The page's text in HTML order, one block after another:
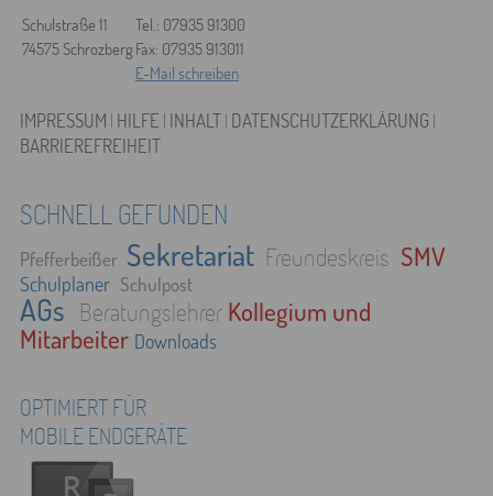
Schulstraße 11
Tel.: 07935 91300
74575 SchrozbergFax: 07935 913011
E-Mail schreiben
IMPRESSUM | HILFE | INHALT| DATENSCHUTZERKLÄRUNG |
BARRIEREFREIHEIT
SCHNELL GEFUNDEN
Pfefferbeißer Sekretariat Freundeskreis SMV
Schulplaner Schulpost
AGs Beratungslehrer Kollegium und
Mitarbeiter Downloads
OPTIMIERT FÜR
MOBILE ENDGERÄTE